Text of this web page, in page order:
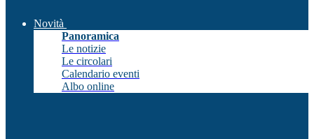
Novità
Panoramica
Le notizie
Le circolari
Calendario eventi
Albo online